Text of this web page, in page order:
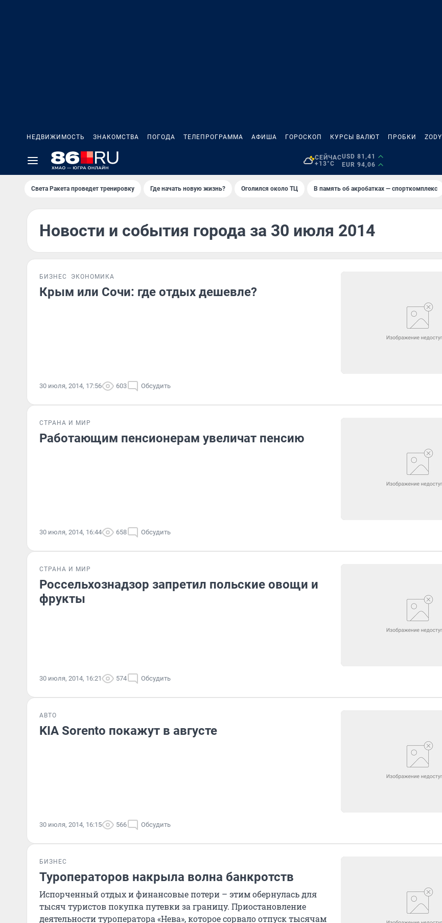
НЕДВИЖИМОСТЬ ЗНАКОМСТВА ПОГОДА ТЕЛЕПРОГРАММА АФИША ГОРОСКОП КУРСЫ ВАЛЮТ ПРОБКИ ZODY
СЕЙЧАС
+13°C
USD 81,41
EUR 94,06
Света Ракета проведет тренировку Где начать новую жизнь? Оголился около ТЦ В память об акробатках — спорткомплекс
Новости и события города за 30 июля 2014
БИЗНЕС ЭКОНОМИКА
Крым или Сочи: где отдых дешевле?
30 июля, 2014, 17:56 603 Обсудить
СТРАНА И МИР
Работающим пенсионерам увеличат пенсию
30 июля, 2014, 16:44 658 Обсудить
СТРАНА И МИР
Россельхознадзор запретил польские овощи и
фрукты
30 июля, 2014, 16:21 574 Обсудить
АВТО
KIA Sorento покажут в августе
30 июля, 2014, 16:15 566 Обсудить
БИЗНЕС
Туроператоров накрыла волна банкротств
Испорченный отдых и финансовые потери – этим обернулась для
тысяч туристов покупка путевки за границу. Приостановление
деятельности туроператора «Нева», которое сорвало отпуск тысячам